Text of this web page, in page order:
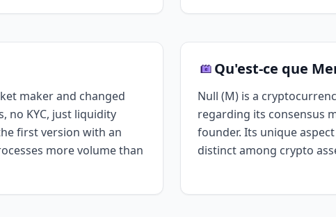
maker and changed
no KYC, just liquidity
first version with an
more volume than
Qu'est-ce que
Null (M) is a
regarding its consensus
founder. Its unique
distinct among crypto